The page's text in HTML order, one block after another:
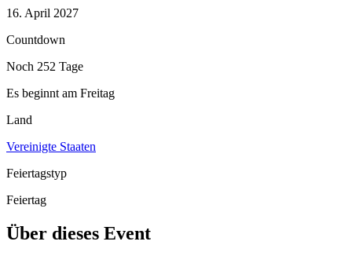
16. April 2027
Countdown
Noch 252 Tage
Es beginnt am Freitag
Land
Vereinigte Staaten
Feiertagstyp
Feiertag
Über dieses Event